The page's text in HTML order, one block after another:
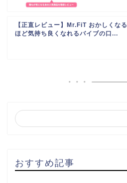
【正直レビュー】Mr.FiT おかしくなる
ほど気持ち良くなれるバイブの口...
おすすめ記事